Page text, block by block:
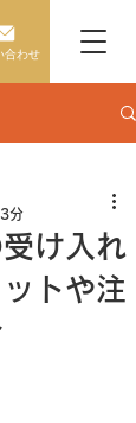
合わせ
け入れ
トや注
分